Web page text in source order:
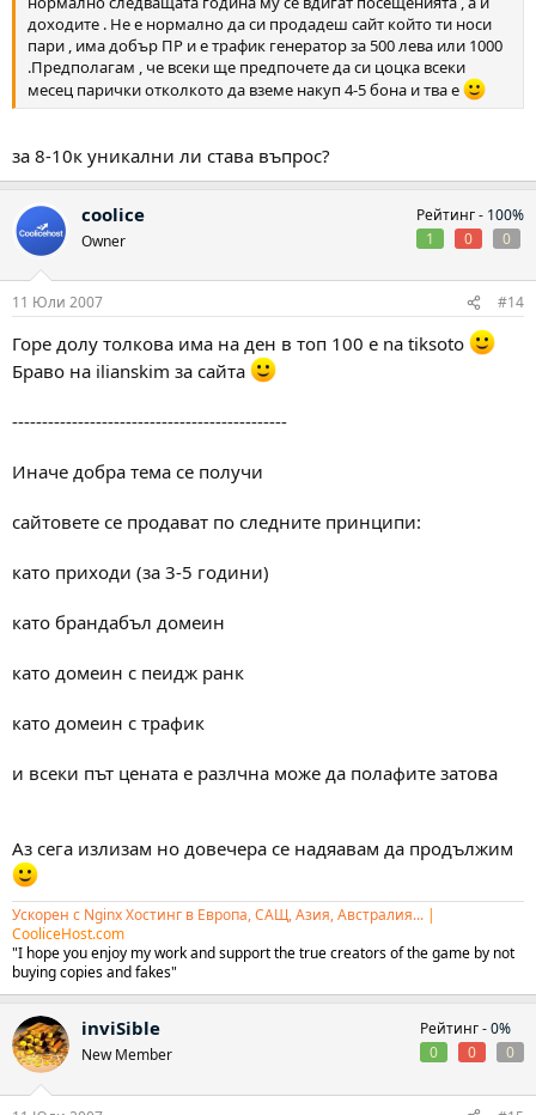
доходите . Не е нормално да си продадеш сайт който ти носи
пари , има добър ПР и е трафик генератор за 500 лева или 1000
.Предполагам , че всеки ще предпочете да си цоцка всеки
месец парички отколкото да вземе накуп 4-5 бона и тва е
за 8-10к уникални ли става въпрос?
coolice
Owner
Рейтинг - 100%
1
0 0
11 Юли 2007 #14
Горе долу толкова има на ден в топ 100 e na tiksoto
Браво на ilianskim за сайта
----------------------------------------------
Иначе добра тема се получи
сайтовете се продават по следните принципи:
като приходи (за 3-5 години)
като брандабъл домеин
като домеин с пеидж ранк
като домеин с трафик
и всеки път цената е разлчна може да полафите затова
Аз сега излизам но довечера се надяавам да продължим
Ускорен с Nginx Хостинг в Европа, САЩ, Азия, Австралия... |
CooliceHost.com
"I hope you enjoy my work and support the true creators of the game by not
buying copies and fakes"
inviSible
New Member
Рейтинг -0%
0
0 0